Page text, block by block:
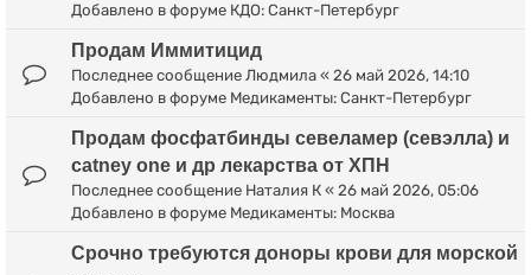
Добавлено в форуме КДО: Санкт-Петербург
Продам Иммитицид
Последнее сообщение Людмила « 26 май 2026, 14:10
Добавлено в форуме Медикаменты: Санкт-Петербург
Продам фосфатбинды севеламер (севэлла) и
catney one и др лекарства от ХПН
Последнее сообщение Наталия К « 26 май 2026, 05:06
Добавлено в форуме Медикаменты: Москва
Срочно требуются доноры крови для морской